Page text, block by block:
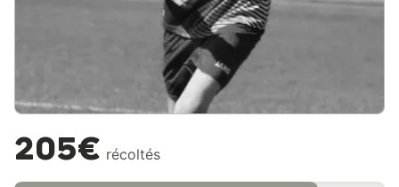
205€ récoltés